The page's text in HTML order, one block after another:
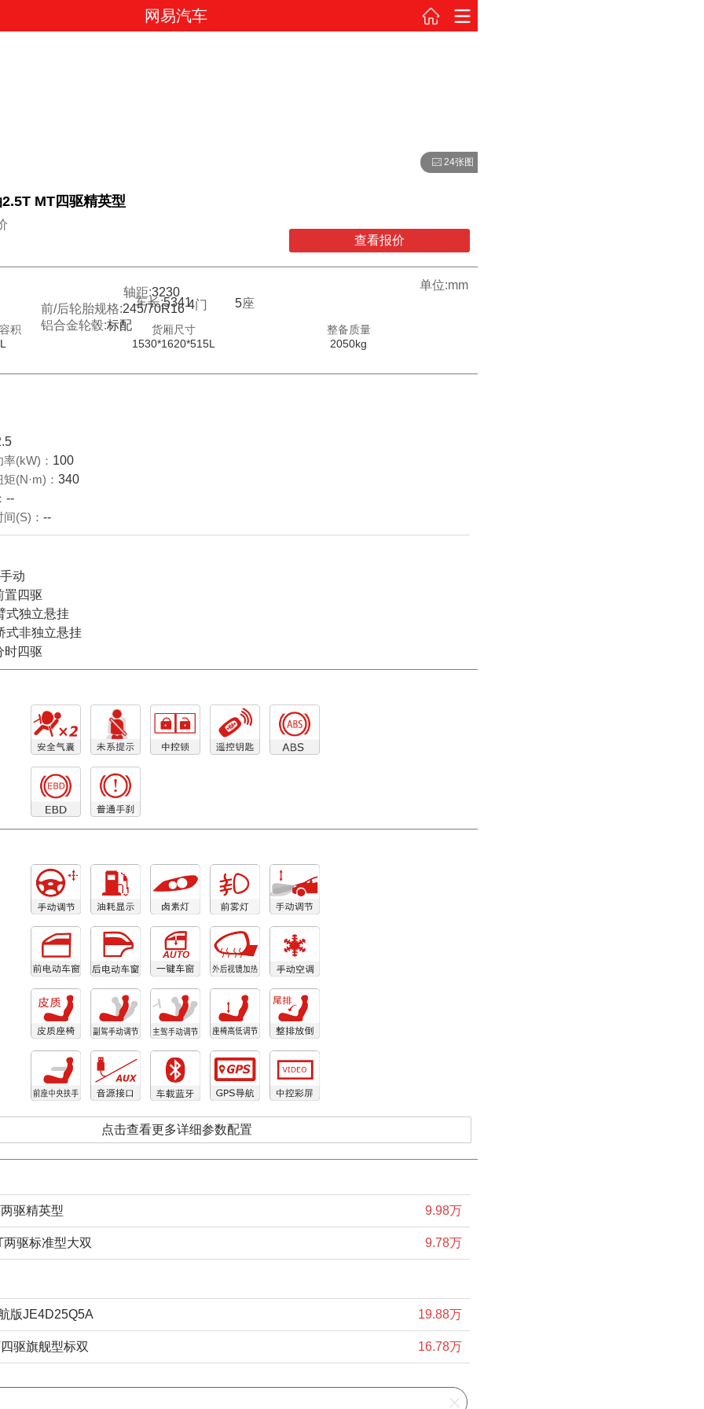
网易汽车
24张图
MT四驱精英型
查看报价
单位:mm
车长:5341 5座
4门
轴距:3230
前/后轮胎规格:245/70R16
铝合金轮毂:标配
积
货厢尺寸
1530*1620*515L
整备质量
2050kg
(kW)： 100
(N·m)： 340
--
(S)： --
动
置四驱
式独立悬挂
式非独立悬挂
时四驱
点击查看更多详细参数配置
驱精英型 9.98万
驱标准型大双 9.78万
版JE4D25Q5A 19.88万
驱旗舰型标双 16.78万